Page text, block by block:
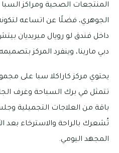
المنتجعات الصحية ومراكز
داخل فندق لو رويال ميريديان
دبي مارينا، وينفرد المركز
يحتوي مركز كاراكلا سبا على
تتمثل في برك السباحة وغرف
باقة من العلاجات التجميلية
تُشعرك بالراحة والاسترخاء بعد
المجهد اليومي.